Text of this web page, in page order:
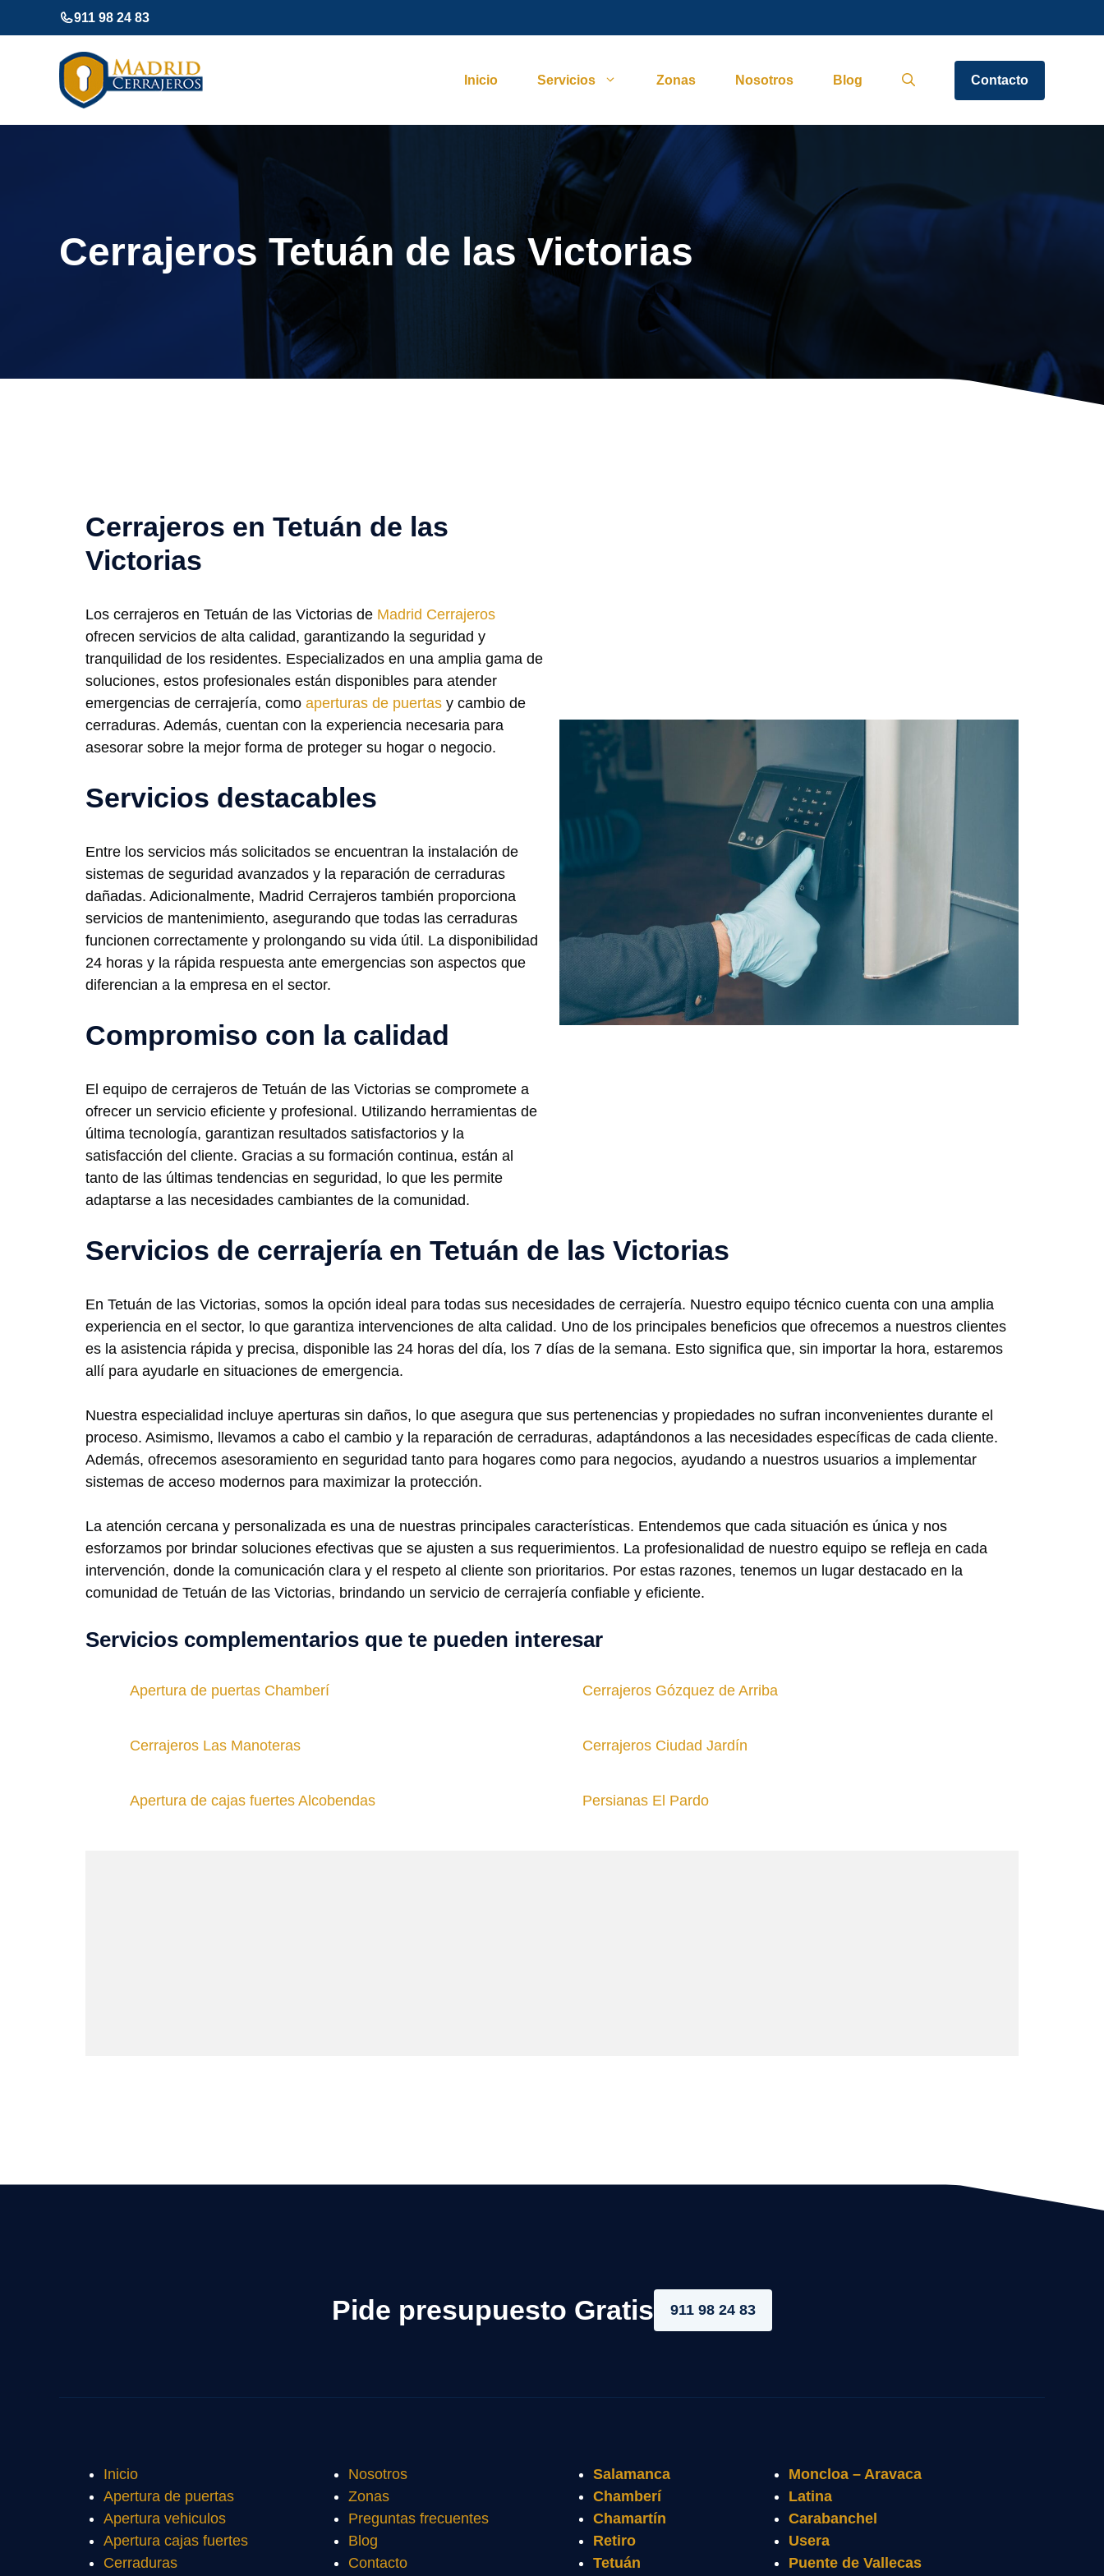
al
911 98 24 83
Inicio Servicios Zonas Nosotros Blog Contacto
Cerrajeros Tetuán de las Victorias
Cerrajeros en Tetuán de las
Victorias
Los cerrajeros en Tetuán de las Victorias de Madrid Cerrajeros
ofrecen servicios de alta calidad, garantizando la seguridad y
tranquilidad de los residentes. Especializados en una amplia gama de
soluciones, estos profesionales están disponibles para atender
emergencias de cerrajería, como aperturas de puertas y cambio de
cerraduras. Además, cuentan con la experiencia necesaria para
asesorar sobre la mejor forma de proteger su hogar o negocio.
Servicios destacables
Entre los servicios más solicitados se encuentran la instalación de
sistemas de seguridad avanzados y la reparación de cerraduras
dañadas. Adicionalmente, Madrid Cerrajeros también proporciona
servicios de mantenimiento, asegurando que todas las cerraduras
funcionen correctamente y prolongando su vida útil. La disponibilidad
24 horas y la rápida respuesta ante emergencias son aspectos que
diferencian a la empresa en el sector.
Compromiso con la calidad
El equipo de cerrajeros de Tetuán de las Victorias se compromete a
ofrecer un servicio eficiente y profesional. Utilizando herramientas de
última tecnología, garantizan resultados satisfactorios y la
satisfacción del cliente. Gracias a su formación continua, están al
tanto de las últimas tendencias en seguridad, lo que les permite
adaptarse a las necesidades cambiantes de la comunidad.
Servicios de cerrajería en Tetuán de las Victorias
En Tetuán de las Victorias, somos la opción ideal para todas sus necesidades de cerrajería. Nuestro equipo técnico cuenta con una amplia
experiencia en el sector, lo que garantiza intervenciones de alta calidad. Uno de los principales beneficios que ofrecemos a nuestros clientes
es la asistencia rápida y precisa, disponible las 24 horas del día, los 7 días de la semana. Esto significa que, sin importar la hora, estaremos
allí para ayudarle en situaciones de emergencia.
Nuestra especialidad incluye aperturas sin daños, lo que asegura que sus pertenencias y propiedades no sufran inconvenientes durante el
proceso. Asimismo, llevamos a cabo el cambio y la reparación de cerraduras, adaptándonos a las necesidades específicas de cada cliente.
Además, ofrecemos asesoramiento en seguridad tanto para hogares como para negocios, ayudando a nuestros usuarios a implementar
sistemas de acceso modernos para maximizar la protección.
La atención cercana y personalizada es una de nuestras principales características. Entendemos que cada situación es única y nos
esforzamos por brindar soluciones efectivas que se ajusten a sus requerimientos. La profesionalidad de nuestro equipo se refleja en cada
intervención, donde la comunicación clara y el respeto al cliente son prioritarios. Por estas razones, tenemos un lugar destacado en la
comunidad de Tetuán de las Victorias, brindando un servicio de cerrajería confiable y eficiente.
Servicios complementarios que te pueden interesar
Apertura de puertas Chamberí Cerrajeros Gózquez de Arriba
Cerrajeros Las Manoteras Cerrajeros Ciudad Jardín
Apertura de cajas fuertes Alcobendas Persianas El Pardo
Pide presupuesto Gratis 911 98 24 83
Inicio
Apertura de puertas
Apertura vehiculos
Apertura cajas fuertes
Cerraduras
Nosotros
Zonas
Preguntas frecuentes
Blog
Contacto
Salamanca
Chamberí
Chamartín
Retiro
Tetuán
Moncloa – Aravaca
Latina
Carabanchel
Usera
Puente de Vallecas